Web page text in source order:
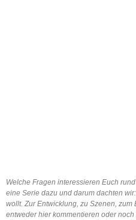
Welche Fragen interessieren Euch
eine Serie dazu und darum dachten
wollt. Zur Entwicklung, zu Szenen,
entweder hier kommentieren oder